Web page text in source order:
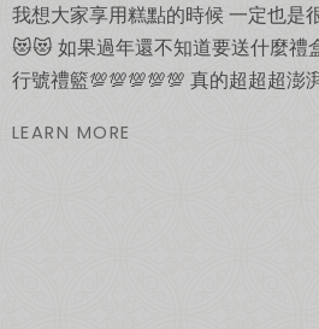
我想大家享用糕點的時候 一定也是
😻😻 如果過年還不知道要送什麼禮
行號禮籃💯💯💯💯💯 真的超超超澎
LEARN MORE